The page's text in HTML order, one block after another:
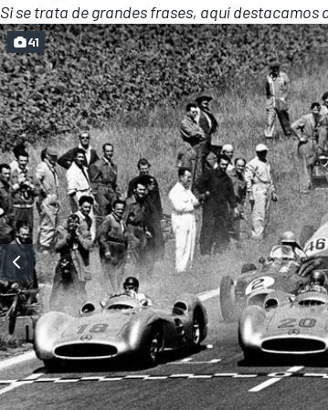
Si se trata de grandes frases, aquí destacamos
41